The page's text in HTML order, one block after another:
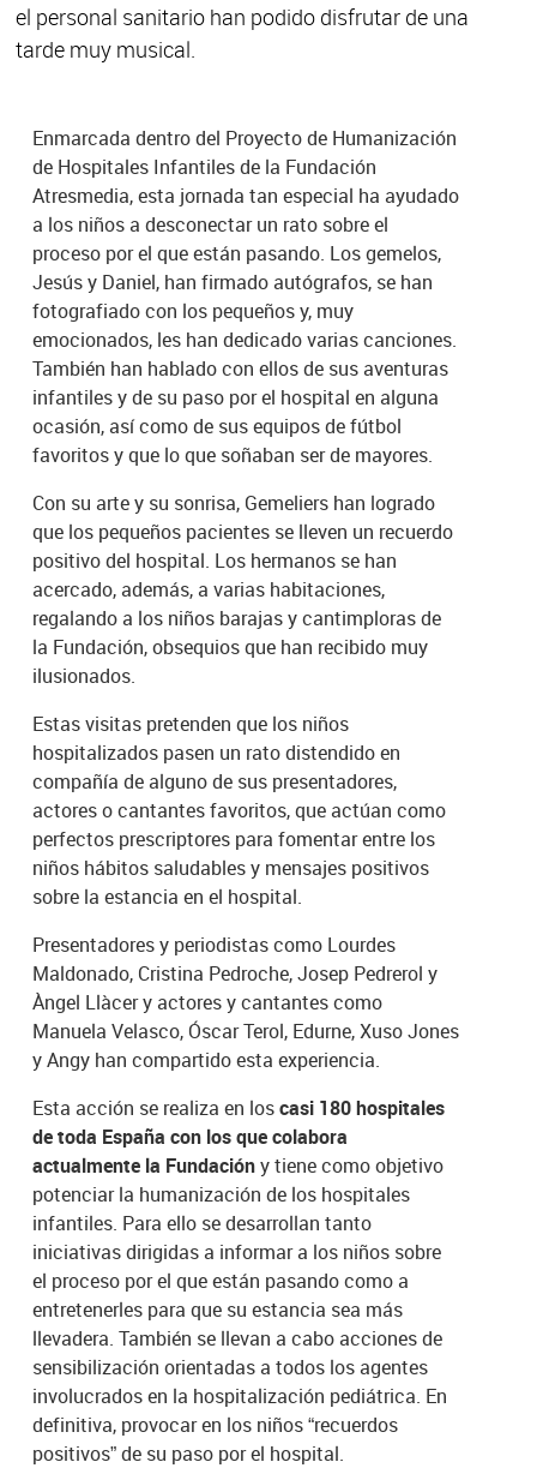
el personal sanitario han podido disfrutar de una
tarde muy musical.
Enmarcada dentro del Proyecto de Humanización
de Hospitales Infantiles de la Fundación
Atresmedia, esta jornada tan especial ha ayudado
a los niños a desconectar un rato sobre el
proceso por el que están pasando. Los gemelos,
Jesús y Daniel, han firmado autógrafos, se han
fotografiado con los pequeños y, muy
emocionados, les han dedicado varias canciones.
También han hablado con ellos de sus aventuras
infantiles y de su paso por el hospital en alguna
ocasión, así como de sus equipos de fútbol
favoritos y que lo que soñaban ser de mayores.
Con su arte y su sonrisa, Gemeliers han logrado
que los pequeños pacientes se lleven un recuerdo
positivo del hospital. Los hermanos se han
acercado, además, a varias habitaciones,
regalando a los niños barajas y cantimploras de
la Fundación, obsequios que han recibido muy
ilusionados.
Estas visitas pretenden que los niños
hospitalizados pasen un rato distendido en
compañía de alguno de sus presentadores,
actores o cantantes favoritos, que actúan como
perfectos prescriptores para fomentar entre los
niños hábitos saludables y mensajes positivos
sobre la estancia en el hospital.
Presentadores y periodistas como Lourdes
Maldonado, Cristina Pedroche, Josep Pedrerol y
Àngel Llàcer y actores y cantantes como
Manuela Velasco, Óscar Terol, Edurne, Xuso Jones
y Angy han compartido esta experiencia.
Esta acción se realiza en loscasi 180 hospitales
de toda España con los que colabora
actualmente la Fundacióny tiene como objetivo
potenciar la humanización de los hospitales
infantiles. Para ello se desarrollan tanto
iniciativas dirigidas a informar a los niños sobre
el proceso por el que están pasando como a
entretenerles para que su estancia sea más
llevadera. También se llevan a cabo acciones de
sensibilización orientadas a todos los agentes
involucrados en la hospitalización pediátrica. En
definitiva, provocar en los niños “recuerdos
positivos” de su paso por el hospital.